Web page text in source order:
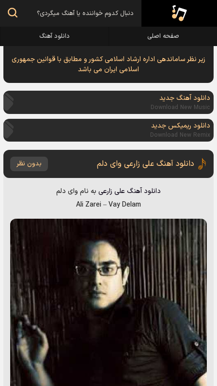
صفحه اصلی دانلود آهنگ
زیر نظر ساماندهی اداره ارشاد اسلامی کشور و مطابق با قوانین جمهوری
اسلامی ایران می باشد
دانلود آهنگ جدید
Download New Music
دانلود ریمیکس جدید
Download New Remix
دانلود آهنگ علی زارعی وای دلم بدون نظر
دانلود آهنگعلی زارعی به نام وای دلم
Ali Zarei–Vay Delam